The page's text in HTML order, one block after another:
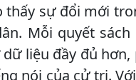
thấy sự đổi mới
Mỗi quyết sách
liệu đầy đủ hơn,
nói của cử tri.